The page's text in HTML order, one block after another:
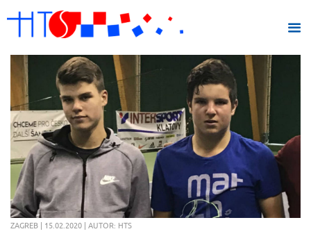
ZAGREB | 15.02.2020 | AUTOR: HTS